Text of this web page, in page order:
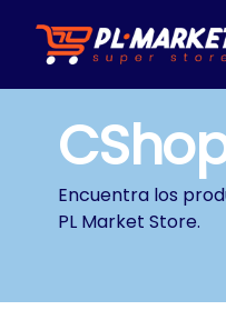
PL Market Store
Encuentra los
PL Market Store.